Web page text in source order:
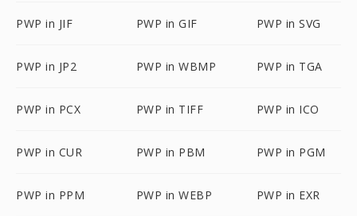
PWP in JIF PWP in GIF PWP in SVG
PWP in JP2 PWP in WBMP PWP in TGA
PWP in PCX PWP in TIFF PWP in ICO
PWP in CUR PWP in PBM PWP in PGM
PWP in PPM PWP in WEBP PWP in EXR